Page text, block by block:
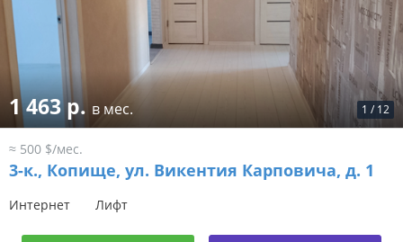
1 / 12
1 463 р.в мес.
≈ 500 $/мес.
3-к., Копище, ул. Викентия Карповича, д. 1
Интернет Лифт